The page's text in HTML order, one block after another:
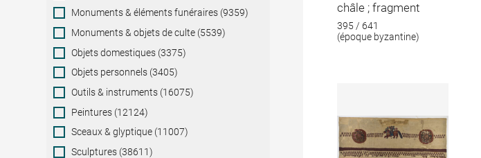
Monuments & éléments funéraires (9359)
Monuments & objets de culte (5539)
Objets domestiques (3375)
Objets personnels (3405)
Outils & instruments (16075)
Peintures (12124)
Sceaux & glyptique (11007)
Sculptures (38611)
châle ; fragment
395 / 641
(époque byzantine)